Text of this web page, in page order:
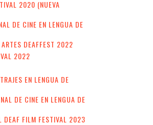
2020 (NUEVA
DE CINE EN LENGUA DE
DEAFFEST 2022
2022
EN LENGUA DE
DE CINE EN LENGUA DE
DEAF FILM FESTIVAL 2023